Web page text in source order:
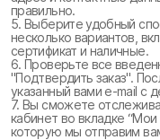
правильно.
5. Выберите удобный
несколько вариантов,
сертификат и наличные.
6. Проверьте все
"Подтвердить заказ".
указанный вами e-mail с
7. Вы сможете
кабинет во вкладке “Мои
которую мы отправим